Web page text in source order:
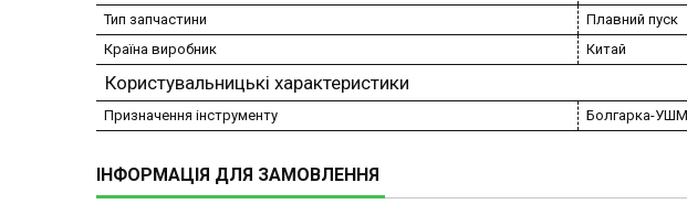
Тип запчастини
Плавний пуск
Країна виробник
Китай
Користувальницькі характеристики
Призначення інструменту Болгарка-УШМ
ІНФОРМАЦІЯ ДЛЯ ЗАМОВЛЕННЯ